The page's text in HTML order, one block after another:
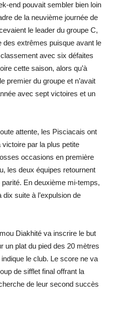
end pouvait sembler bien loin
de la neuvième journée de
le leader du groupe C,
des extrêmes puisque avant le
avec six défaites
cette saison, alors qu’à
premier du groupe et n’avait
avec sept victoires et un
attente, les Pisciacais ont
par la plus petite
occasions en première
les deux équipes retournent
En deuxième mi-temps,
suite à l’expulsion de
Diakhité va inscrire le but
un plat du pied des 20 mètres
le club. Le score ne va
de sifflet final offrant la
de leur second succès